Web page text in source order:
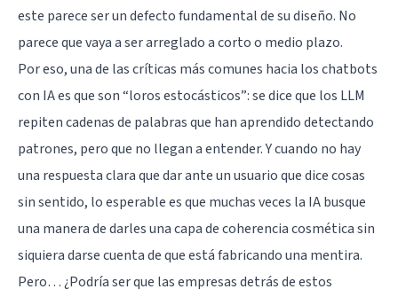
este parece ser un defecto fundamental de su diseño. No
parece que vaya a ser arreglado a corto o medio plazo.
Por eso, una de las críticas más comunes hacia los chatbots
con IA es que son “loros estocásticos”: se dice que los LLM
repiten cadenas de palabras que han aprendido detectando
patrones, pero que no llegan a entender. Y cuando no hay
una respuesta clara que dar ante un usuario que dice cosas
sin sentido, lo esperable es que muchas veces la IA busque
una manera de darles una capa de coherencia cosmética sin
siquiera darse cuenta de que está fabricando una mentira.
Pero… ¿Podría ser que las empresas detrás de estos